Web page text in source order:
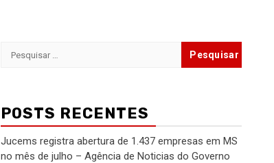
Pesquisar
POSTS RECENTES
Jucems registra abertura de 1.437 empresas em MS
no mês de julho – Agência de Noticias do Governo